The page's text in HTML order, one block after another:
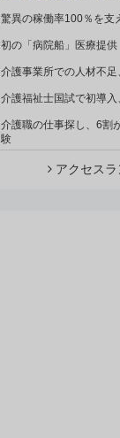
驚異の稼働率100％を支
初の「病院船」医療提
介護事業所での人材不
介護福祉士国試で初導
介護職の仕事探し、6割
験
アクセス